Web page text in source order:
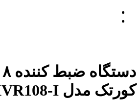
کورتک مدل CL-XVR108-I